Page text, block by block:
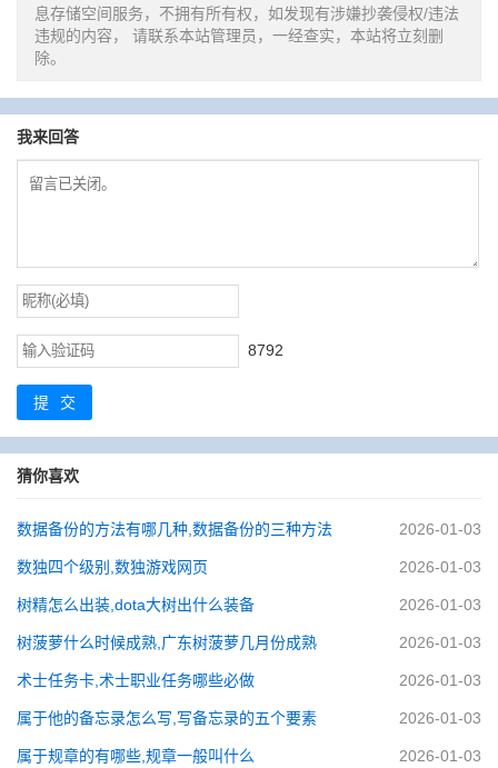
息存储空间服务，不拥有所有权，如发现有涉嫌抄袭侵权/违法
违规的内容， 请联系本站管理员，一经查实，本站将立刻删
除。
我来回答
8792
提交
猜你喜欢
数据备份的方法有哪几种,数据备份的三种方法 2026-01-03
数独四个级别,数独游戏网页 2026-01-03
树精怎么出装,dota大树出什么装备 2026-01-03
树菠萝什么时候成熟,广东树菠萝几月份成熟 2026-01-03
术士任务卡,术士职业任务哪些必做 2026-01-03
属于他的备忘录怎么写,写备忘录的五个要素 2026-01-03
属于规章的有哪些,规章一般叫什么 2026-01-03